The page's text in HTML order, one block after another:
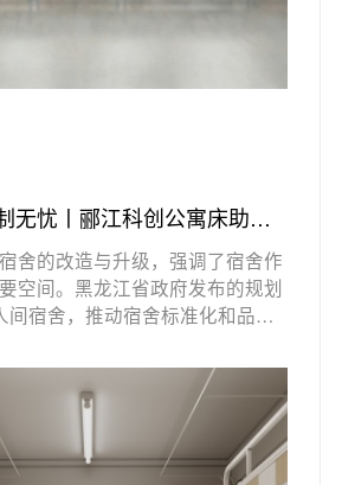
无忧丨郦江科创公寓床助力
级
舍的改造与升级，强调了宿舍作
空间。黑龙江省政府发布的规划
间宿舍，推动宿舍标准化和品质
造中的多样化需求，提升居住品
悦系列公寓床的特点，包括简约
性与美学的结合，以及定制化服
舍注入新生机，提升整体居住体